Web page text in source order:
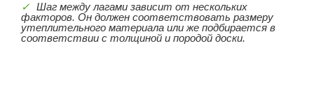
Шаг между лагами зависит от нескольких
факторов. Он должен соответствовать размеру
утеплительного материала или же подбирается в
соответствии с толщиной и породой доски.